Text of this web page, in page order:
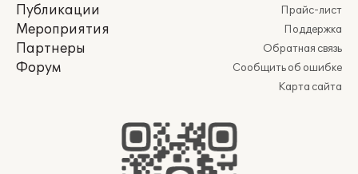
Публикации
Мероприятия
Партнеры
Форум
Прайс-лист
Поддержка
Обратная связь
Сообщить об ошибке
Карта сайта